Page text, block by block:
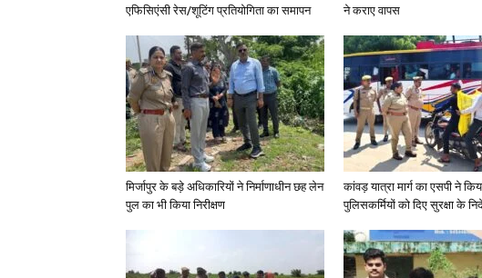
एफिसिएंसी रेस/शूटिंग प्रतियोगिता का समापन
ने कराए वापस
मिर्जापुर के बड़े अधिकारियों ने निर्माणाधीन छह लेन
पुल का भी किया निरीक्षण
कांवड़ यात्रा मार्ग का एसपी ने
पुलिसकर्मियों को दिए सुरक्षा के